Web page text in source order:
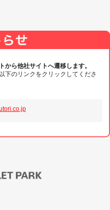
から他社サイトへ遷移します。
下のリンクをクリックしてくださ